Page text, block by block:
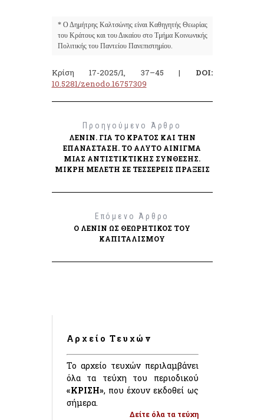
* Ο Δημήτρης Καλτσώνης είναι Καθηγητής Θεωρίας
του Κράτους και του Δικαίου στο Τμήμα Κοινωνικής
Πολιτικής του Παντείου Πανεπιστημίου.
Κρίση 17-2025/1, 37–45 | DOI:
10.5281/zenodo.16757309
Προηγούμενο Άρθρο
ΛΈΝΙΝ. ΓΙΑ ΤΟ ΚΡΆΤΟΣ ΚΑΙ ΤΗΝ
ΕΠΑΝΆΣΤΑΣΗ. ΤΟ ΆΛΥΤΟ ΑΊΝΙΓΜΑ
ΜΙΑΣ ΑΝΤΙΣΤΙΚΤΙΚΉΣ ΣΎΝΘΕΣΗΣ.
ΜΙΚΡΉ ΜΕΛΈΤΗ ΣΕ ΤΈΣΣΕΡΕΙΣ ΠΡΆΞΕΙΣ
Επόμενο Άρθρο
Ο ΛΈΝΙΝ ΩΣ ΘΕΩΡΗΤΙΚΌΣ ΤΟΥ
ΚΑΠΙΤΑΛΙΣΜΟΎ
Αρχείο Τευχών
Το αρχείο τευχών περιλαμβάνει
όλα τα τεύχη του περιοδικού
«ΚΡΙΣΗ», που έχουν εκδοθεί ως
σήμερα.
Δείτε όλα τα τεύχη